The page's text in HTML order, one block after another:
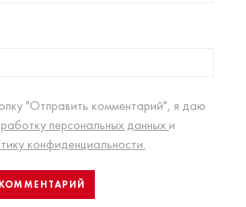
"Отправить комментарий", я даю
персональных данных и
конфиденциальности.